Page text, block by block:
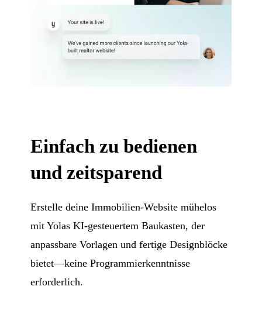
Einfach zu bedienen
und zeitsparend
Erstelle deine Immobilien-Website mühelos
mit Yolas KI-gesteuertem Baukasten, der
anpassbare Vorlagen und fertige Designblöcke
bietet—keine Programmierkenntnisse
erforderlich.